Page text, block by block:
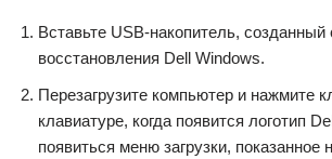
Вставьте USB-накопитель,
восстановления Dell Windows.
Перезагрузите компьютер и нажмите
клавиатуре, когда появится логотип
появиться меню загрузки, показанное